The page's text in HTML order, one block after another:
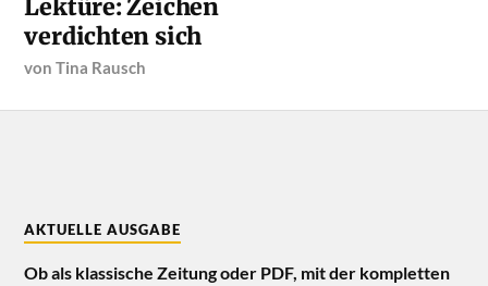
Lektüre: Zeichen
verdichten sich
vonTina Rausch
AKTUELLE AUSGABE
Ob als klassische Zeitung oder PDF, mit der kompletten